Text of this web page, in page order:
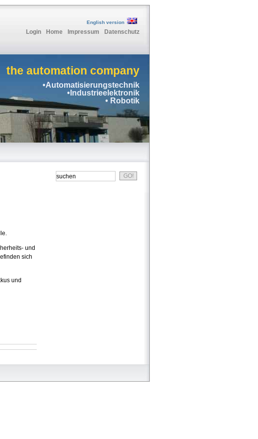
English version
Login Home Impressum Datenschutz
the automation company
•Automatisierungstechnik
•Industrieelektronik
• Robotik
und
sich
und